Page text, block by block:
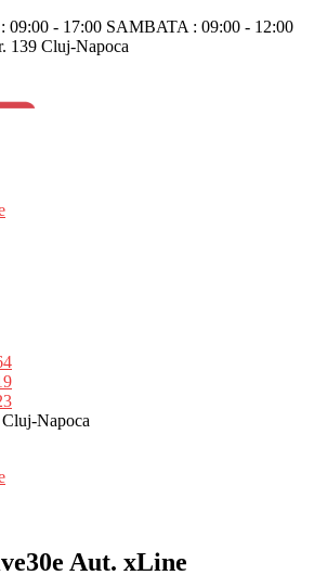
- 17:00 SAMBATA : 09:00 - 12:00
139 Cluj-Napoca
Napoca
Aut. xLine